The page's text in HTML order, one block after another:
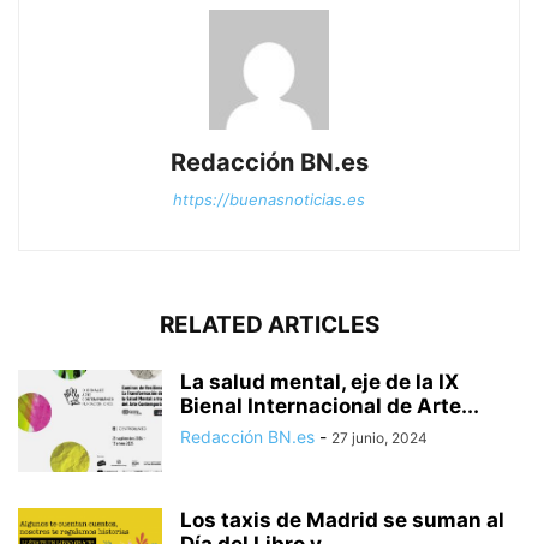
Redacción BN.es
https://buenasnoticias.es
RELATED ARTICLES
La salud mental, eje de la IX
Bienal Internacional de Arte...
Redacción BN.es - 27 junio, 2024
Los taxis de Madrid se suman al